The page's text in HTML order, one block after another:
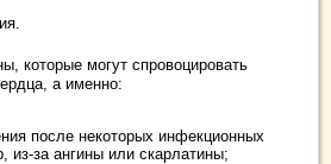
которые могут спровоцировать
а именно:
после некоторых инфекционных
из-за ангины или скарлатины;